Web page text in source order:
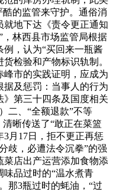
的监管来守护。通俗消
就地下达《责令更正通知
林西县市场监管局根据
，认为“买回来一瓶酱
检验和产物标识轨制。
峰市的实践证明，应成为
及惩罚：当事人的行为
第三十四条及国度相关
二、“全额退款”不等
晰传送了“敢正在菜篮
3月17日，拒不更正再惩
歧，必遭法令沉拳”的强
店出产运营添加食物添
品过时的“温水煮青
那3瓶过时的蚝油，“过